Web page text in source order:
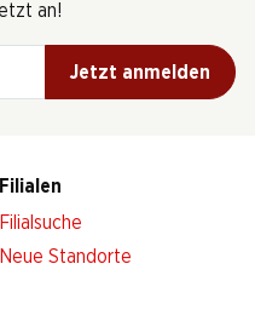
an!
Jetzt anmelden
Filialen
Filialsuche
Neue Standorte